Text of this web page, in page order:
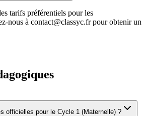
tarifs préférentiels pour les
nous à contact@classyc.fr pour obtenir un
officielles pour le Cycle 1 (Maternelle) ?